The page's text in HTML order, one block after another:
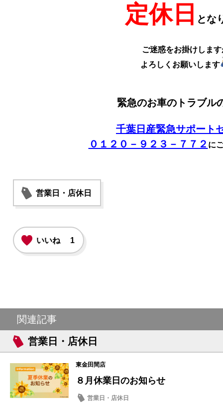
定休日 とな
ご迷惑をお掛けします
よろしくお願いします
緊急のお車のトラブル
千葉日産緊急サポート
０１２０－９２３－７７２ に
営業日・店休日
いいね 1
関連記事
営業日・店休日
東金田間店
８月休業日のお知らせ
営業日・店休日